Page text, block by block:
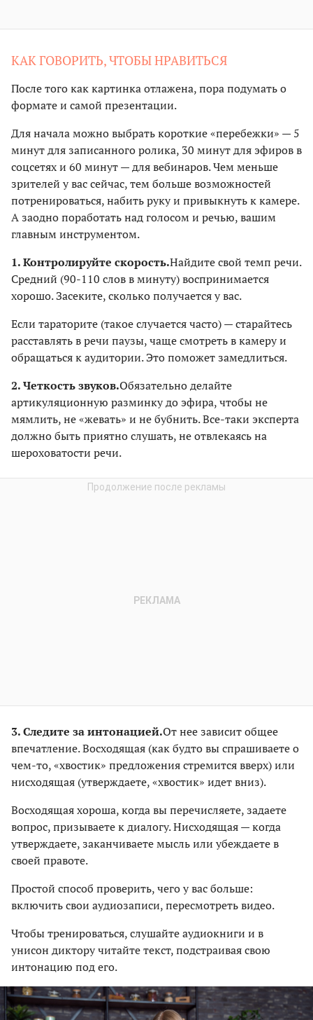
КАК ГОВОРИТЬ, ЧТОБЫ НРАВИТЬСЯ
После того как картинка отлажена, пора подумать о
формате и самой презентации.
Для начала можно выбрать короткие «перебежки» — 5
минут для записанного ролика, 30 минут для эфиров в
соцсетях и 60 минут — для вебинаров. Чем меньше
зрителей у вас сейчас, тем больше возможностей
потренироваться, набить руку и привыкнуть к камере.
А заодно поработать над голосом и речью, вашим
главным инструментом.
1. Контролируйте скорость.Найдите свой темп речи.
Средний (90-110 слов в минуту) воспринимается
хорошо. Засеките, сколько получается у вас.
Если тараторите (такое случается часто) — старайтесь
расставлять в речи паузы, чаще смотреть в камеру и
обращаться к аудитории. Это поможет замедлиться.
2. Четкость звуков.Обязательно делайте
артикуляционную разминку до эфира, чтобы не
мямлить, не «жевать» и не бубнить. Все-таки эксперта
должно быть приятно слушать, не отвлекаясь на
шероховатости речи.
3. Следите за интонацией.От нее зависит общее
впечатление. Восходящая (как будто вы спрашиваете о
чем-то, «хвостик» предложения стремится вверх) или
нисходящая (утверждаете, «хвостик» идет вниз).
Восходящая хороша, когда вы перечисляете, задаете
вопрос, призываете к диалогу. Нисходящая — когда
утверждаете, заканчиваете мысль или убеждаете в
своей правоте.
Простой способ проверить, чего у вас больше:
включить свои аудиозаписи, пересмотреть видео.
Чтобы тренироваться, слушайте аудиокниги и в
унисон диктору читайте текст, подстраивая свою
интонацию под его.